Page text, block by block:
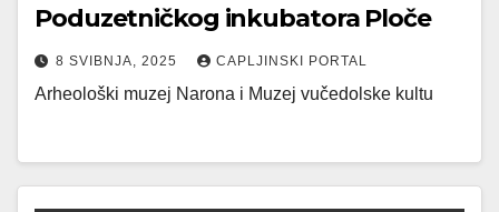
Poduzetničkog inkubatora Ploče
8 SVIBNJA, 2025 CAPLJINSKI PORTAL
Arheološki muzej Narona i Muzej vučedolske kultu